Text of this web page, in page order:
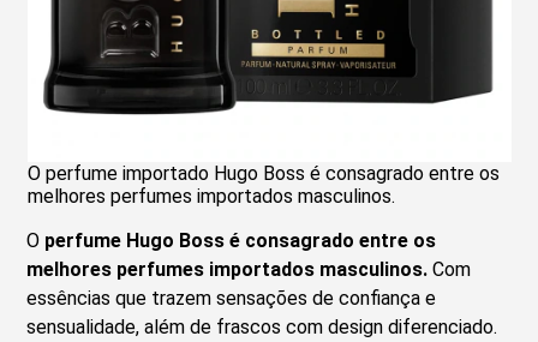
O perfume importado Hugo Boss é consagrado entre os
melhores perfumes importados masculinos.
O perfume Hugo Boss é consagrado entre os
melhores perfumes importados masculinos. Com
essências que trazem sensações de confiança e
sensualidade, além de frascos com design diferenciado.